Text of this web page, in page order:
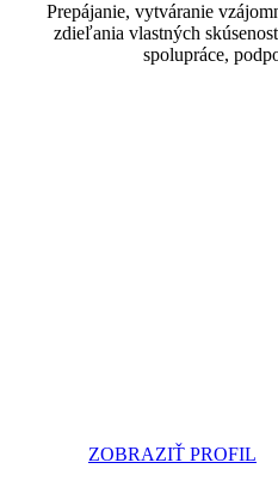
Prepájanie, vytváranie
zdieľania vlastných
spolupráce,
ZOBRAZIŤ PROFIL